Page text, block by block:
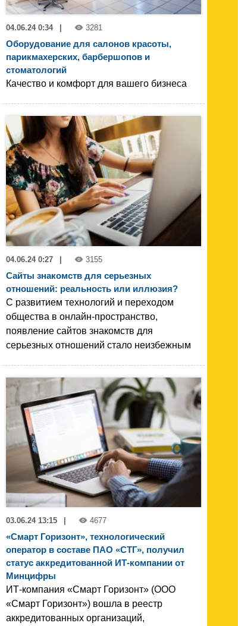
04.06.24 0:34 3281
Оборудование для салонов красоты,
парикмахерских, барбершопов и
стоматологий
Качество и комфорт для вашего бизнеса
04.06.24 0:27 3155
Сайты знакомств для серьезных
отношений: реальность или иллюзия?
С развитием технологий и переходом
общества в онлайн-пространство,
появление сайтов знакомств для
серьезных отношений стало неизбежным
03.06.24 13:15 4677
«Смарт Горизонт», технологический
оператор в составе ПАО «СТГ», получил
статус аккредитованной ИТ-компании от
Минцифры
ИТ-компания «Смарт Горизонт» (ООО
«Смарт Горизонт») вошла в реестр
аккредитованных организаций,